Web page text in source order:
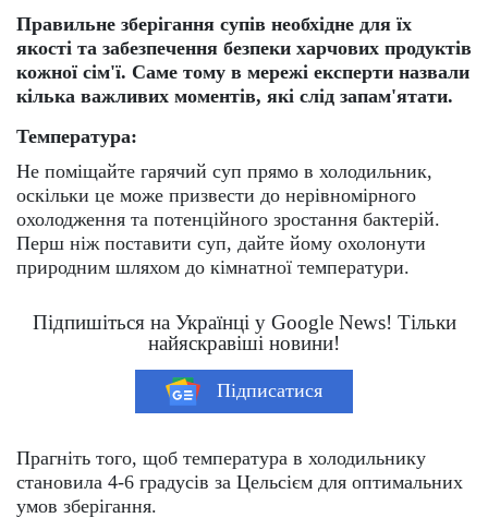
Правильне зберігання супів необхідне для їх
якості та забезпечення безпеки харчових продуктів
кожної сім'ї. Саме тому в мережі експерти назвали
кілька важливих моментів, які слід запам'ятати.
Температура:
Не поміщайте гарячий суп прямо в холодильник,
оскільки це може призвести до нерівномірного
охолодження та потенційного зростання бактерій.
Перш ніж поставити суп, дайте йому охолонути
природним шляхом до кімнатної температури.
Підпишіться на Українці у Google News! Тільки
найяскравіші новини!
Підписатися
Прагніть того, щоб температура в холодильнику
становила 4-6 градусів за Цельсієм для оптимальних
умов зберігання.